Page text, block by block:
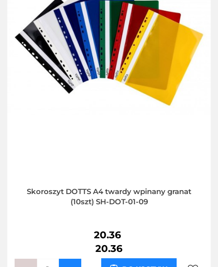
Skoroszyt DOTTS A4 twardy wpinany granat
(10szt) SH-DOT-01-09
20.36
20.36